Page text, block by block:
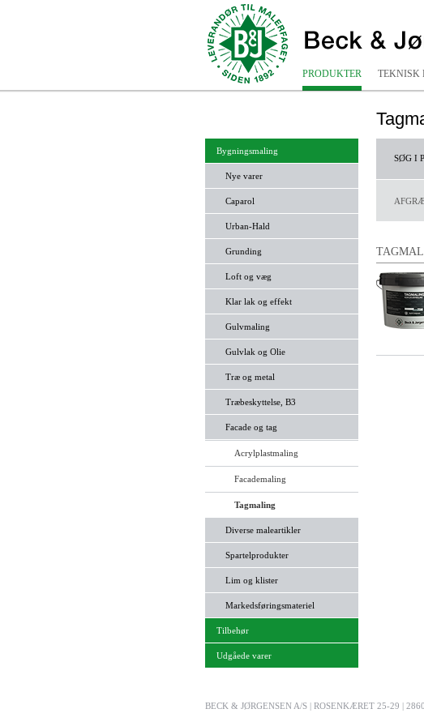
PRODUKTER TEKNISK
Bygningsmaling
Nye varer
Caparol
Urban-Hald
Grunding
Loft og væg
Klar lak og effekt
Gulvmaling
Gulvlak og Olie
Træ og metal
Træbeskyttelse, B3
Facade og tag
Acrylplastmaling
Facademaling
Tagmaling
Diverse maleartikler
Spartelprodukter
Lim og klister
Markedsføringsmateriel
Tilbehør
Udgåede varer
SØG I
BECK & JØRGENSEN A/S | ROSENKÆRET 25-29 |